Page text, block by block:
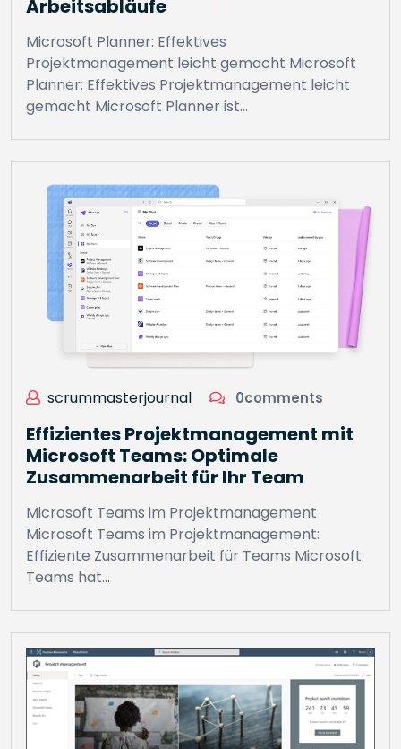
Arbeitsabläufe
Microsoft Planner: Effektives
Projektmanagement leicht gemacht Microsoft
Planner: Effektives Projektmanagement leicht
gemacht Microsoft Planner ist…
scrummasterjournal 0comments
Effizientes Projektmanagement mit
Microsoft Teams: Optimale
Zusammenarbeit für Ihr Team
Microsoft Teams im Projektmanagement
Microsoft Teams im Projektmanagement:
Effiziente Zusammenarbeit für Teams Microsoft
Teams hat…